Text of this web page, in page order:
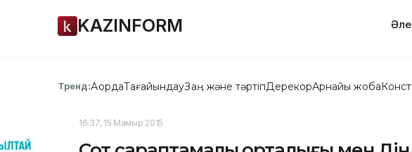
KAZINFORM
Тренд:АқордаТағайындауЗаң және тәртіпДерекқорАрнайы жоба
16:37, 15 Мамыр 2015